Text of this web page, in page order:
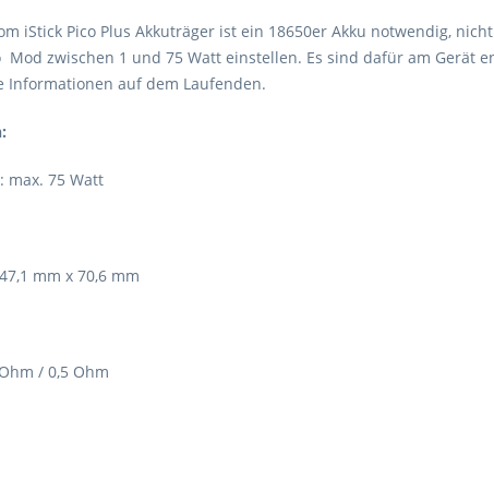
iStick Pico Plus Akkuträger ist ein 18650er Akku notwendig,
Mod zwischen 1 und 75 Watt einstellen. Es sind dafür am Gerät
Informationen auf dem Laufenden.
max. 75 Watt
mm x 70,6 mm
/ 0,5 Ohm